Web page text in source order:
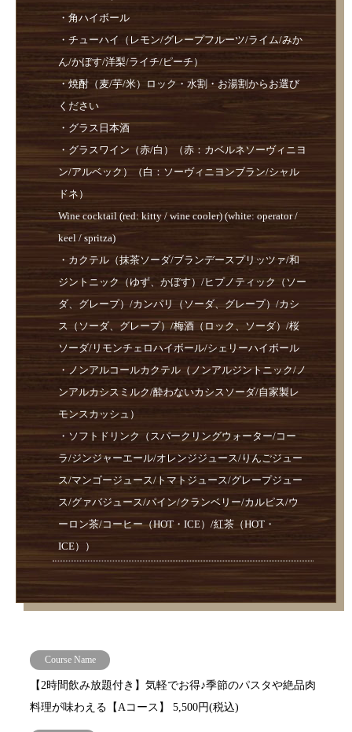
・角ハイボール
・チューハイ（レモン/グレープフルーツ/ライム/みか
ん/かぼす/洋梨/ライチ/ピーチ）
・焼酎（麦/芋/米）ロック・水割・お湯割からお選び
ください
・グラス日本酒
・グラスワイン（赤/白）（赤：カベルネソーヴィニヨ
ン/アルベック）（白：ソーヴィニヨンブラン/シャル
ドネ）
Wine cocktail (red: kitty / wine cooler) (white: operator /
keel / spritza)
・カクテル（抹茶ソーダ/ブランデースプリッツァ/和
ジントニック（ゆず、かぼす）/ヒプノティック（ソー
ダ、グレープ）/カンパリ（ソーダ、グレープ）/カシ
ス（ソーダ、グレープ）/梅酒（ロック、ソーダ）/桜
ソーダ/リモンチェロハイボール/シェリーハイボール
・ノンアルコールカクテル（ノンアルジントニック/ノ
ンアルカシスミルク/酔わないカシスソーダ/自家製レ
モンスカッシュ）
・ソフトドリンク（スパークリングウォーター/コー
ラ/ジンジャーエール/オレンジジュース/りんごジュー
ス/マンゴージュース/トマトジュース/グレープジュー
ス/グァバジュース/パイン/クランベリー/カルピス/ウ
ーロン茶/コーヒー（HOT・ICE）/紅茶（HOT・
ICE））
Course Name
【2時間飲み放題付き】気軽でお得♪季節のパスタや絶品肉
料理が味わえる【Aコース】 5,500円(税込)